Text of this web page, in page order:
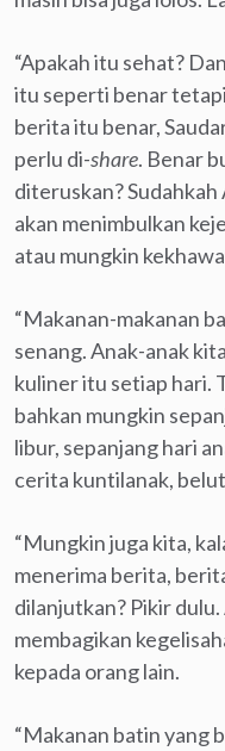
“Apakah itu sehat?
itu seperti benar
berita itu benar,
perlu di-share. Benar
diteruskan?
akan menimbulkan
atau mungkin
“Makanan-makanan
senang. Anak-anak
kuliner itu setiap hari.
bahkan mungkin
libur, sepanjang hari
cerita kuntilanak,
“Mungkin juga kita,
menerima berita,
dilanjutkan? Pikir
membagikan
kepada orang lain.
“Makanan batin yang